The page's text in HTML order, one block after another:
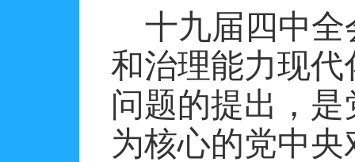
十九届四中
和治理能力现
问题的提出，
为核心的党中